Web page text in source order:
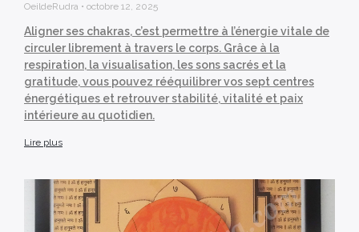
OeildeRudra octobre 12, 2025
Aligner ses chakras, c’est permettre à l’énergie vitale de
circuler librement à travers le corps. Grâce à la
respiration, la visualisation, les sons sacrés et la
gratitude, vous pouvez rééquilibrer vos sept centres
énergétiques et retrouver stabilité, vitalité et paix
intérieure au quotidien.
Lire plus